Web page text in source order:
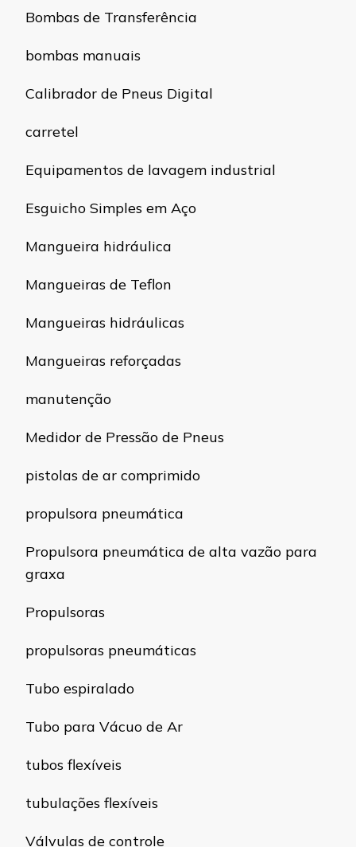
Bombas de Transferência
bombas manuais
Calibrador de Pneus Digital
carretel
Equipamentos de lavagem industrial
Esguicho Simples em Aço
Mangueira hidráulica
Mangueiras de Teflon
Mangueiras hidráulicas
Mangueiras reforçadas
manutenção
Medidor de Pressão de Pneus
pistolas de ar comprimido
propulsora pneumática
Propulsora pneumática de alta vazão para
graxa
Propulsoras
propulsoras pneumáticas
Tubo espiralado
Tubo para Vácuo de Ar
tubos flexíveis
tubulações flexíveis
Válvulas de controle